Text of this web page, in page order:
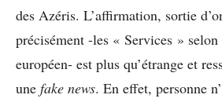
des Azéris. L’affirmation, sortie
précisément -les « Services »
européen- est plus qu’étrange et
une fake news. En effet, personne